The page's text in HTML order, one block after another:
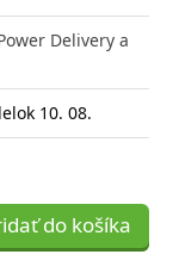
Delivery a
10. 08.
do košíka